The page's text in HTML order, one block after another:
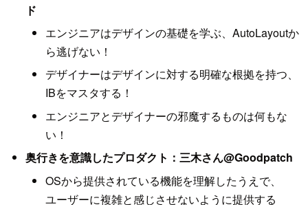
ド
エンジニアはデザインの基礎を学ぶ、AutoLayoutか
ら逃げない！
デザイナーはデザインに対する明確な根拠を持つ、
IBをマスタする！
エンジニアとデザイナーの邪魔するものは何もな
い！
奥行きを意識したプロダクト：三木さん@Goodpatch
OSから提供されている機能を理解したうえで、
ユーザーに複雑と感じさせないように提供する